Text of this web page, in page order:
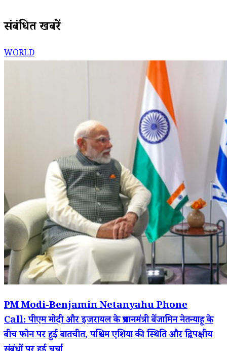
संबंधित खबरें
WORLD
PM Modi-Benjamin Netanyahu Phone
Call: पीएम मोदी और इजरायल के प्रधानमंत्री बेंजामिन नेतन्याहू के
बीच फोन पर हुई बातचीत, पश्चिम एशिया की स्थिति और द्विपक्षीय